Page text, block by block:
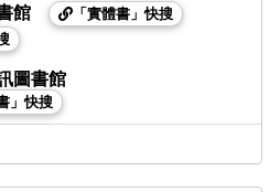
館
「實體書」快搜
圖書館
」快搜